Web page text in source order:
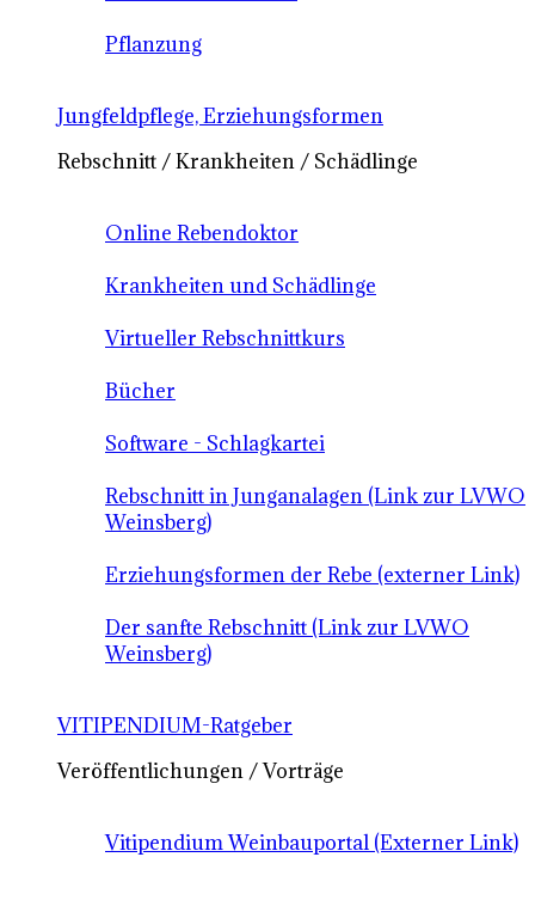
Pflanzung
Jungfeldpflege, Erziehungsformen
Rebschnitt / Krankheiten / Schädlinge
Online Rebendoktor
Krankheiten und Schädlinge
Virtueller Rebschnittkurs
Bücher
Software - Schlagkartei
Rebschnitt in Junganalagen (Link zur LVWO
Weinsberg)
Erziehungsformen der Rebe (externer Link)
Der sanfte Rebschnitt (Link zur LVWO
Weinsberg)
VITIPENDIUM-Ratgeber
Veröffentlichungen / Vorträge
Vitipendium Weinbauportal (Externer Link)